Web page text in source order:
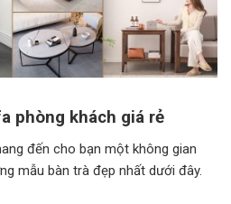
phòng khách giá rẻ
đến cho bạn một không gian
mẫu bàn trà đẹp nhất dưới đây.